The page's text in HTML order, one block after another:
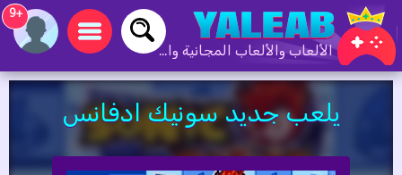
الألعاب والألعاب المجانية والألعاب عبر الإنترنت
+9
يلعب جديد سونيك ادفانس